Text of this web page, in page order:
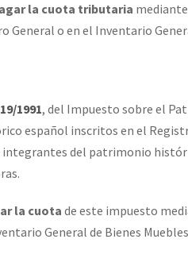
la cuota tributaria
o en el Inventario
1991, del Impuesto sobre el
español inscritos en el
del patrimonio
la cuotade este impuesto
General de Bienes